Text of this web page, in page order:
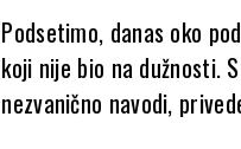
Podsetimo, danas oko
koji nije bio na dužnosti.
nezvanično navodi,